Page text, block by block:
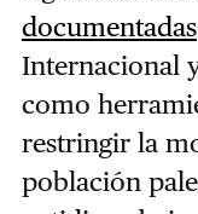
documentadas
Internacional
como
restringir la
población